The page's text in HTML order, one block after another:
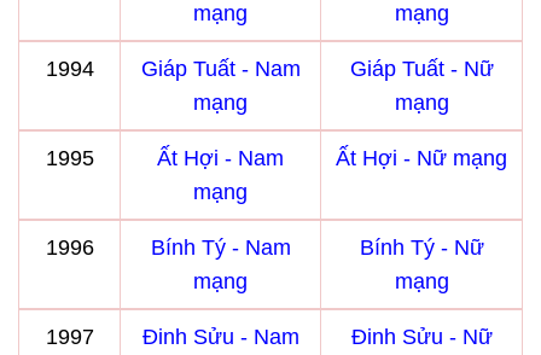
mạng
mạng
1994
Giáp Tuất - Nam
mạng
Giáp Tuất - Nữ
mạng
1995
Ất Hợi - Nam
mạng
Ất Hợi - Nữ mạng
1996
Bính Tý - Nam
mạng
Bính Tý - Nữ
mạng
1997
Đinh Sửu - Nam
Đinh Sửu - Nữ